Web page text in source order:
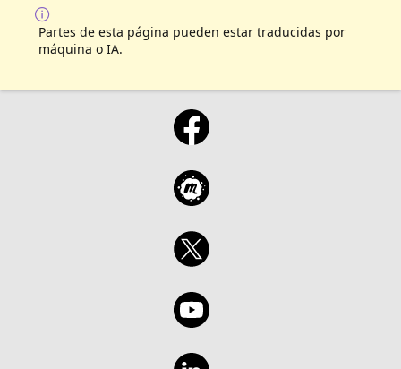
Partes de esta página pueden estar traducidas por
máquina o IA.